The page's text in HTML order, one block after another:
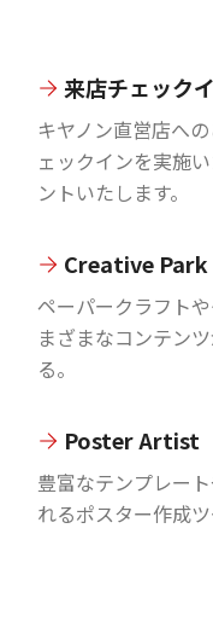
来店チェック
キヤノン直営店へ
ェックインを実施
ントいたします。
Creative Park
ペーパークラフト
まざまなコンテン
る。
Poster Artist
豊富なテンプレー
れるポスター作成ツ